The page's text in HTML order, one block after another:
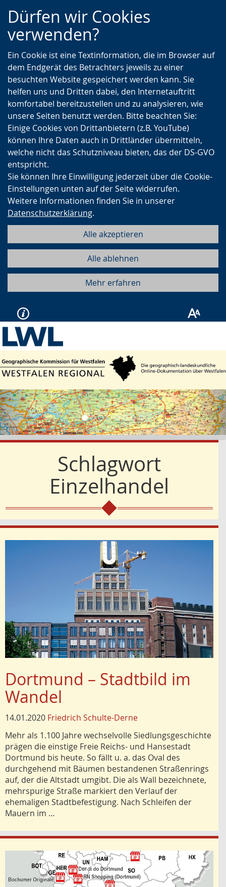
Zur
Hauptnavigation
Zur
Seitennavigation
Zum
Inhalt
Dürfen wir Cookies
verwenden?
Ein Cookie ist eine Textinformation, die im Browser auf
dem Endgerät des Betrachters jeweils zu einer
besuchten Website gespeichert werden kann. Sie
helfen uns und Dritten dabei, den Internetauftritt
komfortabel bereitzustellen und zu analysieren, wie
unsere Seiten benutzt werden. Bitte beachten Sie:
Einige Cookies von Drittanbietern (z.B. YouTube)
können Ihre Daten auch in Drittländer übermitteln,
welche nicht das Schutzniveau bieten, das der DS-GVO
entspricht.
Sie können Ihre Einwilligung jederzeit über die Cookie-
Einstellungen unten auf der Seite widerrufen.
Weitere Informationen finden Sie in unserer
Datenschutzerklärung.
Alle akzeptieren
Alle ablehnen
Mehr erfahren
Vorherige
Schlagwort
Einzelhandel
Dortmund – Stadtbild im
Wandel
14.01.2020 Friedrich Schulte-Derne
Mehr als 1.100 Jahre wechselvolle Siedlungsgeschichte
prägen die einstige Freie Reichs- und Hansestadt
Dortmund bis heute. So fällt u. a. das Oval des
durchgehend mit Bäumen bestandenen Straßenrings
auf, der die Altstadt umgibt. Die als Wall bezeichnete,
mehrspurige Straße markiert den Verlauf der
ehemaligen Stadtbefestigung. Nach Schleifen der
Mauern im …